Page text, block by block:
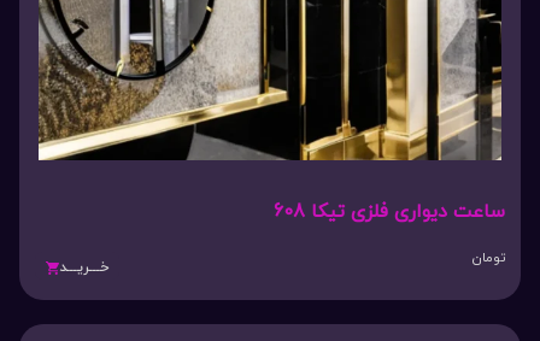
ساعت دیواری فلزی تیکا 608
تومان خـــریـــد